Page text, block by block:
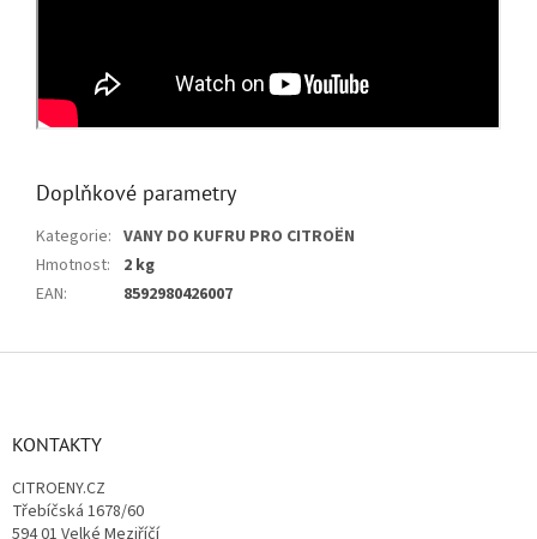
Doplňkové parametry
Kategorie: VANY DO KUFRU PRO CITROËN
Hmotnost:
2 kg
EAN: 8592980426007
KONTAKTY
CITROENY.CZ
Třebíčská 1678/60